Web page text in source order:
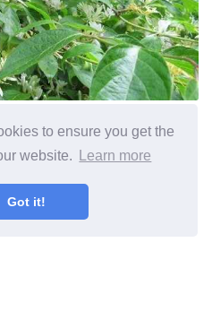
to ensure you get the
website.
Learn more
Got it!
Shade - Biljke